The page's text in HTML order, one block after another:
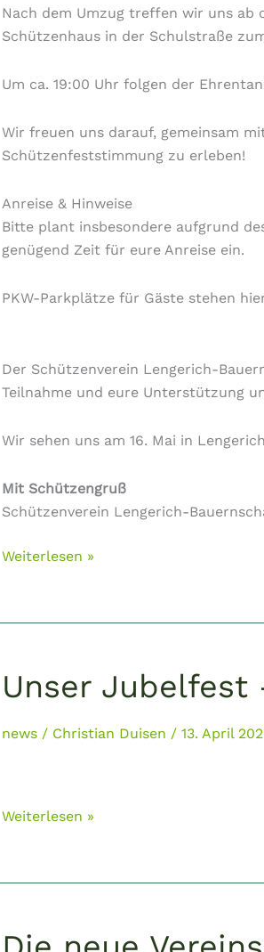
Nach dem Umzug treffen wir uns ab
Schützenhaus in der Schulstraße
Um ca. 19:00 Uhr folgen der
Wir freuen uns darauf, gemeinsam
Schützenfeststimmung zu erleben!
Anreise & Hinweise
Bitte plant insbesondere aufgrund
genügend Zeit für eure Anreise ein.
PKW-Parkplätze für Gäste stehen
Der Schützenverein Lengerich-
Teilnahme und eure Unterstützung
Wir sehen uns am 16. Mai in
Mit Schützengruß
Schützenverein Lengerich-
Wichtige
Jubeltag
Mai
Weiterlesen »
Unser Jubelfest
news / Christian Duisen / 13. April
Unser
Das
Weiterlesen »